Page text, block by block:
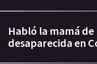
Habló la mamá de
desaparecida en